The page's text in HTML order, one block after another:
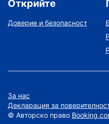
Открийте
Доверие и безопасност
За нас
Декларация за
© Авторско право